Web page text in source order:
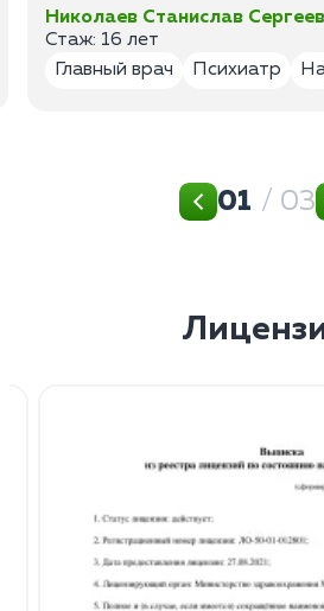
Николаев Станислав
Стаж: 16 лет
Главный врач
Психиатр
01 / 03